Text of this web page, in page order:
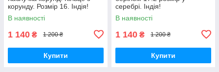
корунду. Розмір 16. Індія!
В наявності
1 140 ₴ 1 200 ₴
Купити
серебрі. Індія!
В наявності
1 140 ₴ 1 200 ₴
Купити